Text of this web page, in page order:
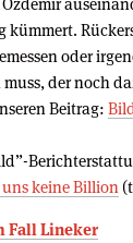
oder
der noch
Beitrag:
keine Billion
Fall Lineker